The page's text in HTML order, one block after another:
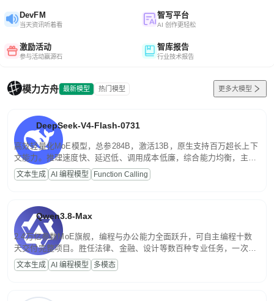
DevFM
当天资讯听着看
智写平台
AI 创作更轻松
激励活动
参与活动赢源石
智库报告
行业技术报告
模力方舟 最新模型 热门模型 更多大模型
DeepSeek-V4-Flash-0731
高效轻量化MoE模型，总参284B，激活13B，原生支持百万超长上下
文能力。推理速度快、延迟低、调用成本低廉，综合能力均衡，主打
高并发、轻量化任务，适合日常对话、内容创作、基础 RAG、批量
文案处理等普惠刚需场景。
文本生成 AI 编程模型 Function Calling
Qwen3.8-Max
2.4万亿参数MoE旗舰，编程与办公能力全面跃升，可自主编程十数
天交付完整项目。胜任法律、金融、设计等数百种专业任务，一次对
话端到端交付生产级成果。原生视觉理解贯穿规划、执行与验证全流
程，支持超长文档与长视频的深度语义解析。长程任务中自主规划与
文本生成 AI 编程模型 多模态